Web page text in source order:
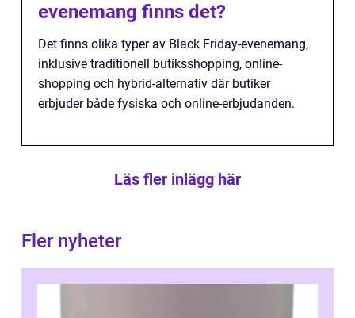
evenemang finns det?
Det finns olika typer av Black Friday-evenemang,
inklusive traditionell butiksshopping, online-
shopping och hybrid-alternativ där butiker
erbjuder både fysiska och online-erbjudanden.
Läs fler inlägg här
Fler nyheter